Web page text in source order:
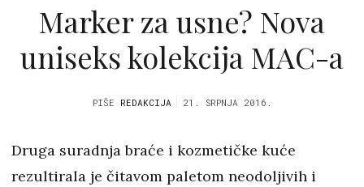
Marker za usne? Nova
uniseks kolekcija MAC-a
PIŠE REDAKCIJA 21. SRPNJA 2016.
Druga suradnja braće i kozmetičke kuće
rezultirala je čitavom paletom neodoljivih i